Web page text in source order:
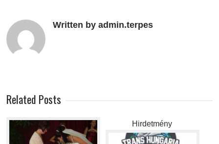
Written by admin.terpes
Related Posts
Hirdetmény